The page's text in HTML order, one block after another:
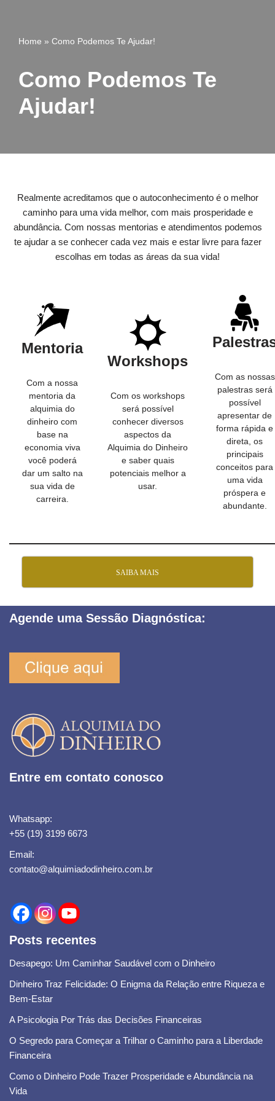
para
conteúdo
Home » Como Podemos Te Ajudar!
Como Podemos Te
Ajudar!
Realmente acreditamos que o autoconhecimento é o melhor
caminho para uma vida melhor, com mais prosperidade e
abundância. Com nossas mentorias e atendimentos podemos
te ajudar a se conhecer cada vez mais e estar livre para fazer
escolhas em todas as áreas da sua vida!
Mentoria
Com a nossa
mentoria da
alquimia do
dinheiro com
base na
economia viva
você poderá
dar um salto na
sua vida de
carreira.
Workshops
Com os workshops
será possível
conhecer diversos
aspectos da
Alquimia do Dinheiro
e saber quais
potenciais melhor a
usar.
Com as nossas
palestras será
possível
apresentar de
forma rápida e
direta, os
principais
conceitos para
uma vida
próspera e
abundante.
SAIBA MAIS
Agende uma Sessão Diagnóstica:
Entre em contato conosco
Whatsapp:
+55 (19) 3199 6673
Email:
contato@alquimiadodinheiro.com.br
Posts recentes
Desapego: Um Caminhar Saudável com o Dinheiro
Dinheiro Traz Felicidade: O Enigma da Relação entre Riqueza e
Bem-Estar
A Psicologia Por Trás das Decisões Financeiras
O Segredo para Começar a Trilhar o Caminho para a Liberdade
Financeira
Como o Dinheiro Pode Trazer Prosperidade e Abundância na
Vida